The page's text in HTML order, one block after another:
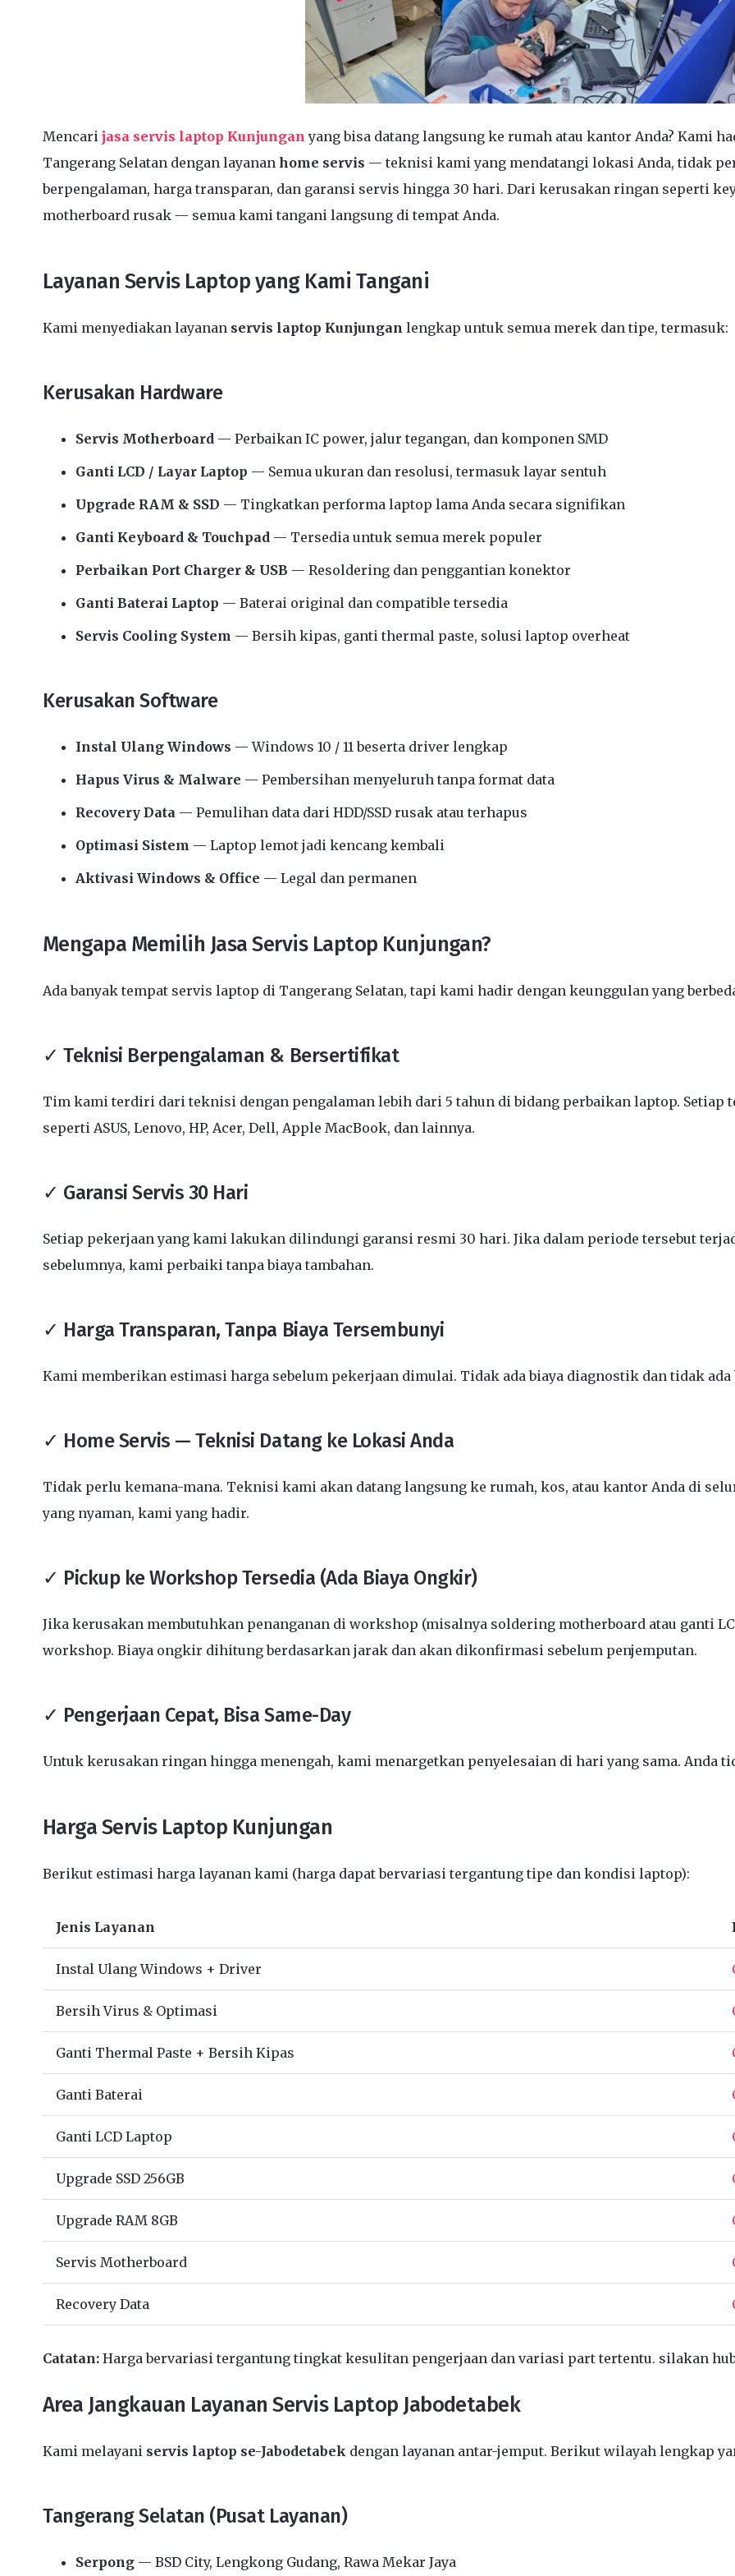
Mencari jasa servis laptop Kunjunganyang bisa datang langsung ke rumah atau kantor Anda? Kami
Tangerang Selatan dengan layanan home servis — teknisi kami yang mendatangi lokasi Anda, tidak
berpengalaman, harga transparan, dan garansi servis hingga 30 hari. Dari kerusakan ringan seperti
motherboard rusak — semua kami tangani langsung di tempat Anda.
Layanan Servis Laptop yang Kami Tangani
Kami menyediakan layanan servis laptop Kunjungan lengkap untuk semua merek dan tipe, termasuk:
Kerusakan Hardware
Servis Motherboard — Perbaikan IC power, jalur tegangan, dan komponen SMD
Ganti LCD / Layar Laptop — Semua ukuran dan resolusi, termasuk layar sentuh
Upgrade RAM & SSD — Tingkatkan performa laptop lama Anda secara signifikan
Ganti Keyboard & Touchpad — Tersedia untuk semua merek populer
Perbaikan Port Charger & USB — Resoldering dan penggantian konektor
Ganti Baterai Laptop — Baterai original dan compatible tersedia
Servis Cooling System — Bersih kipas, ganti thermal paste, solusi laptop overheat
Kerusakan Software
Instal Ulang Windows — Windows 10 / 11 beserta driver lengkap
Hapus Virus & Malware — Pembersihan menyeluruh tanpa format data
Recovery Data — Pemulihan data dari HDD/SSD rusak atau terhapus
Optimasi Sistem — Laptop lemot jadi kencang kembali
Aktivasi Windows & Office — Legal dan permanen
Mengapa Memilih Jasa Servis Laptop Kunjungan?
Ada banyak tempat servis laptop di Tangerang Selatan, tapi kami hadir dengan keunggulan yang
✓ Teknisi Berpengalaman & Bersertifikat
Tim kami terdiri dari teknisi dengan pengalaman lebih dari 5 tahun di bidang perbaikan laptop.
seperti ASUS, Lenovo, HP, Acer, Dell, Apple MacBook, dan lainnya.
✓ Garansi Servis 30 Hari
Setiap pekerjaan yang kami lakukan dilindungi garansi resmi 30 hari. Jika dalam periode tersebut
sebelumnya, kami perbaiki tanpa biaya tambahan.
✓ Harga Transparan, Tanpa Biaya Tersembunyi
Kami memberikan estimasi harga sebelum pekerjaan dimulai. Tidak ada biaya diagnostik dan tidak
✓ Home Servis — Teknisi Datang ke Lokasi Anda
Tidak perlu kemana-mana. Teknisi kami akan datang langsung ke rumah, kos, atau kantor Anda di
yang nyaman, kami yang hadir.
✓ Pickup ke Workshop Tersedia (Ada Biaya Ongkir)
Jika kerusakan membutuhkan penanganan di workshop (misalnya soldering motherboard atau ganti
workshop. Biaya ongkir dihitung berdasarkan jarak dan akan dikonfirmasi sebelum penjemputan.
✓ Pengerjaan Cepat, Bisa Same-Day
Untuk kerusakan ringan hingga menengah, kami menargetkan penyelesaian di hari yang sama. Anda
Harga Servis Laptop Kunjungan
Berikut estimasi harga layanan kami (harga dapat bervariasi tergantung tipe dan kondisi laptop):
Jenis Layanan
Instal Ulang Windows + Driver
Bersih Virus & Optimasi
Ganti Thermal Paste + Bersih Kipas
Ganti Baterai
Ganti LCD Laptop
Upgrade SSD 256GB
Upgrade RAM 8GB
Servis Motherboard
Recovery Data
Catatan: Harga bervariasi tergantung tingkat kesulitan pengerjaan dan variasi part tertentu. silakan
Area Jangkauan Layanan Servis Laptop Jabodetabek
Kami melayani servis laptop se-Jabodetabek dengan layanan antar-jemput. Berikut wilayah lengkap
Tangerang Selatan (Pusat Layanan)
Serpong — BSD City, Lengkong Gudang, Rawa Mekar Jaya